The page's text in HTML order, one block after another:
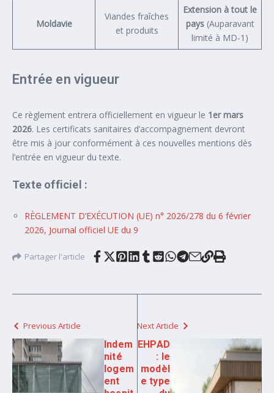
Moldavie
Viandes fraîches
et produits
Extension à tout le
pays(Auparavant
limité à MD-1)
Entrée en vigueur
Ce règlement entrera officiellement en vigueur le 1er mars
2026. Les certificats sanitaires d’accompagnement devront
être mis à jour conformément à ces nouvelles mentions dès
l’entrée en vigueur du texte.
Texte officiel :
RÈGLEMENT D’EXÉCUTION (UE) n° 2026/278 du 6 février
2026, Journal officiel UE du 9
Partager l'article
Previous Article
Indem
nité
logem
ent
Next Article
EHPAD
: le
modèl
e type